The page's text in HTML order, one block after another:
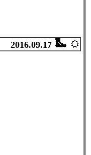
2016.09.17